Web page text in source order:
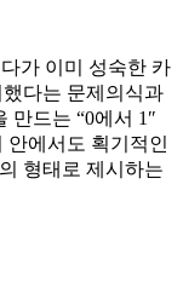
가 이미 성숙한 카
다는 문제의식과
만드는 “0에서 1″
안에서도 획기적인
형태로 제시하는